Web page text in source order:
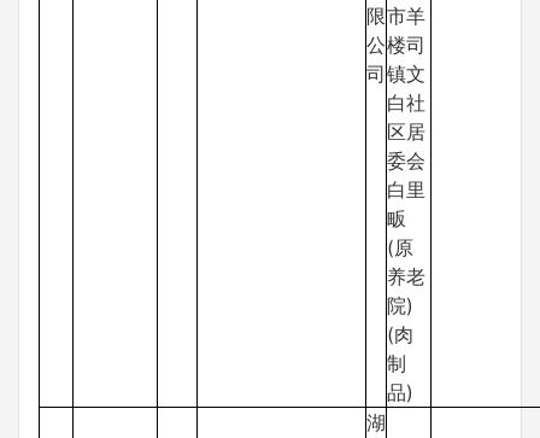
限
公
司
市羊
楼司
镇文
白社
区居
委会
白里
畈
(原
养老
院)
(肉
制
品)
湖